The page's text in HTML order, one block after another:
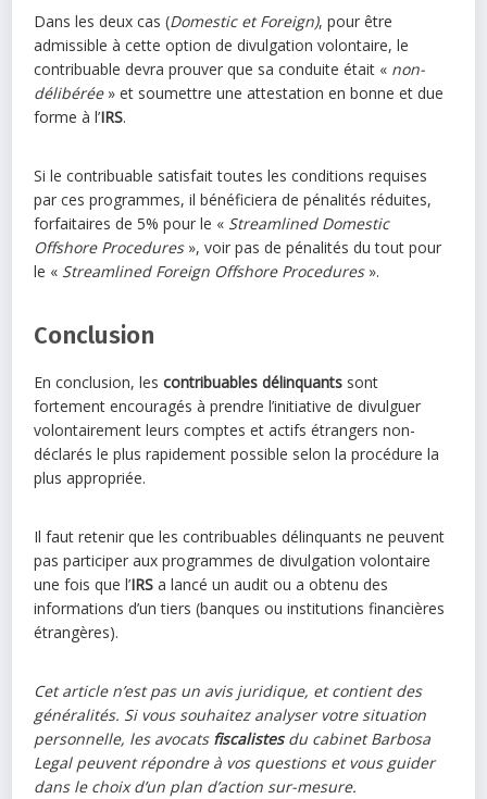
Dans les deux cas (Domestic et Foreign), pour être
admissible à cette option de divulgation volontaire, le
contribuable devra prouver que sa conduite était « non-
délibérée» et soumettre une attestation en bonne et due
forme à l’IRS.
Si le contribuable satisfait toutes les conditions requises
par ces programmes, il bénéficiera de pénalités réduites,
forfaitaires de 5% pour le « Streamlined Domestic
Offshore Procedures», voir pas de pénalités du tout pour
le « Streamlined Foreign Offshore Procedures».
Conclusion
En conclusion, lescontribuables délinquants sont
fortement encouragés à prendre l’initiative de divulguer
volontairement leurs comptes et actifs étrangers non-
déclarés le plus rapidement possible selon la procédure la
plus appropriée.
Il faut retenir que les contribuables délinquants ne peuvent
pas participer aux programmes de divulgation volontaire
une fois que l’IRS a lancé un audit ou a obtenu des
informations d’un tiers (banques ou institutions financières
étrangères).
Cet article n’est pas un avis juridique, et contient des
généralités. Si vous souhaitez analyser votre situation
personnelle, les avocats fiscalistesdu cabinet Barbosa
Legal peuvent répondre à vos questions et vous guider
dans le choix d’un plan d’action sur-mesure.